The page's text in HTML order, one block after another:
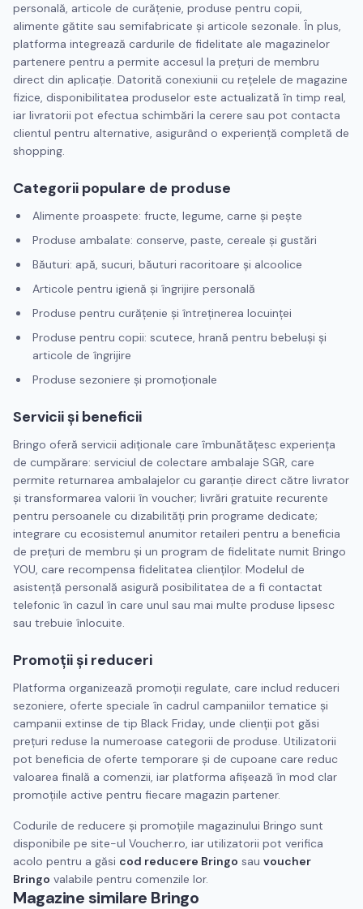
personală, articole de curățenie, produse pentru copii,
alimente gătite sau semifabricate și articole sezonale. În plus,
platforma integrează cardurile de fidelitate ale magazinelor
partenere pentru a permite accesul la prețuri de membru
direct din aplicație. Datorită conexiunii cu rețelele de magazine
fizice, disponibilitatea produselor este actualizată în timp real,
iar livratorii pot efectua schimbări la cerere sau pot contacta
clientul pentru alternative, asigurând o experiență completă de
shopping.
Categorii populare de produse
Alimente proaspete: fructe, legume, carne și pește
Produse ambalate: conserve, paste, cereale și gustări
Băuturi: apă, sucuri, băuturi racoritoare și alcoolice
Articole pentru igienă și îngrijire personală
Produse pentru curățenie și întreținerea locuinței
Produse pentru copii: scutece, hrană pentru bebeluși și
articole de îngrijire
Produse sezoniere și promoționale
Servicii și beneficii
Bringo oferă servicii adiționale care îmbunătățesc experiența
de cumpărare: serviciul de colectare ambalaje SGR, care
permite returnarea ambalajelor cu garanție direct către livrator
și transformarea valorii în voucher; livrări gratuite recurente
pentru persoanele cu dizabilități prin programe dedicate;
integrare cu ecosistemul anumitor retaileri pentru a beneficia
de prețuri de membru și un program de fidelitate numit Bringo
YOU, care recompensa fidelitatea clienților. Modelul de
asistență personală asigură posibilitatea de a fi contactat
telefonic în cazul în care unul sau mai multe produse lipsesc
sau trebuie înlocuite.
Promoții și reduceri
Platforma organizează promoții regulate, care includ reduceri
sezoniere, oferte speciale în cadrul campaniilor tematice și
campanii extinse de tip Black Friday, unde clienții pot găsi
prețuri reduse la numeroase categorii de produse. Utilizatorii
pot beneficia de oferte temporare și de cupoane care reduc
valoarea finală a comenzii, iar platforma afișează în mod clar
promoțiile active pentru fiecare magazin partener.
Codurile de reducere și promoțiile magazinului Bringo sunt
disponibile pe site-ul Voucher.ro, iar utilizatorii pot verifica
acolo pentru a găsi cod reducere Bringo sau voucher
Bringo valabile pentru comenzile lor.
Magazine similare Bringo